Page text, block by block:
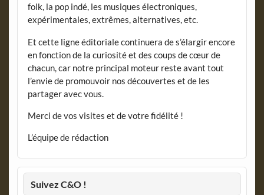
folk, la pop indé, les musiques électroniques,
expérimentales, extrêmes, alternatives, etc.
Et cette ligne éditoriale continuera de s’élargir encore
en fonction de la curiosité et des coups de cœur de
chacun, car notre principal moteur reste avant tout
l’envie de promouvoir nos découvertes et de les
partager avec vous.
Merci de vos visites et de votre fidélité !
L’équipe de rédaction
Suivez C&O !